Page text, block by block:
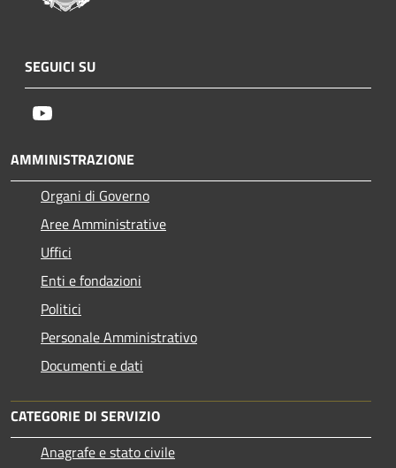
SEGUICI SU
AMMINISTRAZIONE
Organi di Governo
Aree Amministrative
Uffici
Enti e fondazioni
Politici
Personale Amministrativo
Documenti e dati
CATEGORIE DI SERVIZIO
Anagrafe e stato civile